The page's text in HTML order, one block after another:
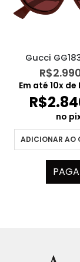
Gucci
R$
Em até 10x de
R$
no
ADICIONAR AO